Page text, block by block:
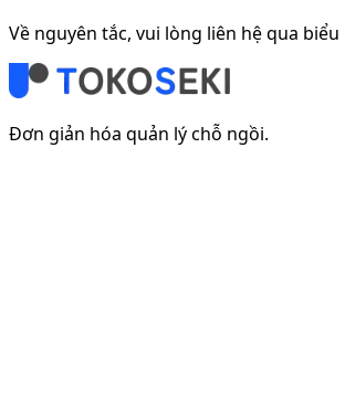
Về nguyên tắc, vui lòng liên hệ qua
Đơn giản hóa quản lý chỗ ngồi.